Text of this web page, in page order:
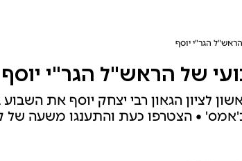
הגר"י יוסף
של הראש"ל הגר"י יוסף
לציון הגאון רבי יצחק יוסף את
• הצטרפו כעת והתענגו משעה של